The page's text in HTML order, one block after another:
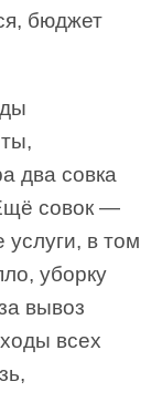
бюджет
два совка
совок —
в том
уборку
вывоз
всех